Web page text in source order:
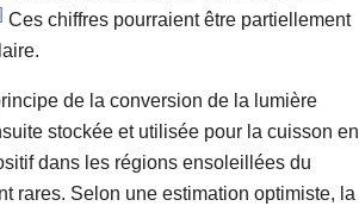
] Ces chiffres pourraient être partiellement
de la conversion de la lumière
stockée et utilisée pour la cuisson en
dans les régions ensoleillées du
rares. Selon une estimation optimiste, la